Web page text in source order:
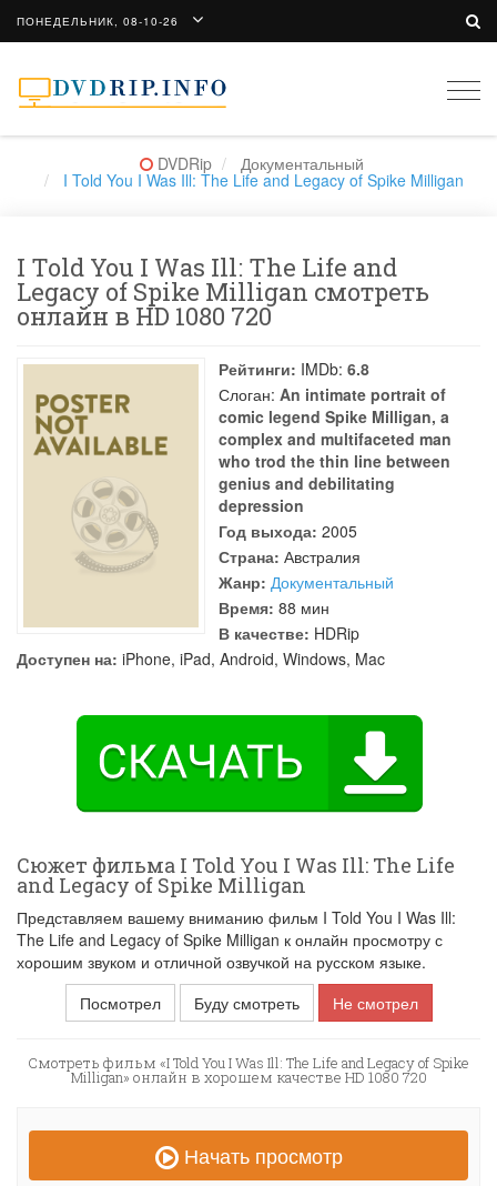
ПОНЕДЕЛЬНИК, 08-10-26
DVDRip Документальный
I Told You I Was Ill: The Life and Legacy of Spike Milligan
I Told You I Was Ill: The Life and
Legacy of Spike Milligan смотреть
онлайн в HD 1080 720
Рейтинги: IMDb: 6.8
Слоган: An intimate portrait of
comic legend Spike Milligan, a
complex and multifaceted man
who trod the thin line between
genius and debilitating
depression
Год выхода: 2005
Страна: Австралия
Жанр: Документальный
Время: 88 мин
В качестве: HDRip
Доступен на: iPhone, iPad, Android, Windows, Mac
Сюжет фильма I Told You I Was Ill: The Life
and Legacy of Spike Milligan
Представляем вашему вниманию фильм I Told You I Was Ill:
The Life and Legacy of Spike Milligan к онлайн просмотру с
хорошим звуком и отличной озвучкой на русском языке.
Посмотрел
Буду смотреть Не смотрел
Смотреть фильм «I Told You I Was Ill: The Life and Legacy of Spike
Milligan» онлайн в хорошем качестве HD 1080 720
Начать просмотр